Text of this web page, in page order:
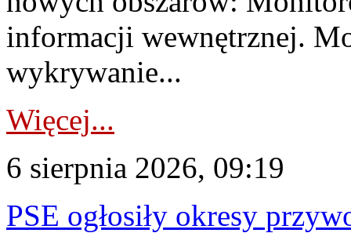
informacji wewnętrznej.
wykrywanie...
Więcej...
6 sierpnia 2026, 09:19
PSE ogłosiły okresy